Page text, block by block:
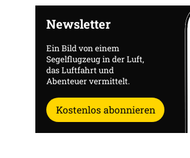
Newsletter
Ein Bild von einem
Segelflugzeug in der Luft,
das Luftfahrt und
Abenteuer vermittelt.
Kostenlos abonnieren